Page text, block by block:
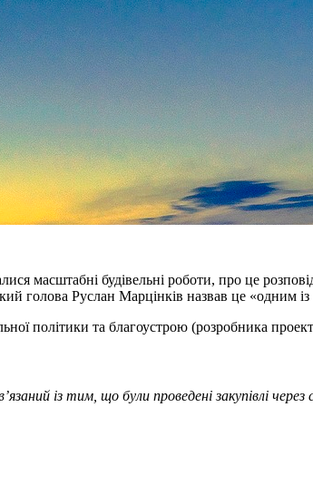
масштабні будівельні роботи, про це
голова Руслан Марцінків назвав це «одним із
політики та благоустрою (розробника
із тим, що були проведені закупівлі